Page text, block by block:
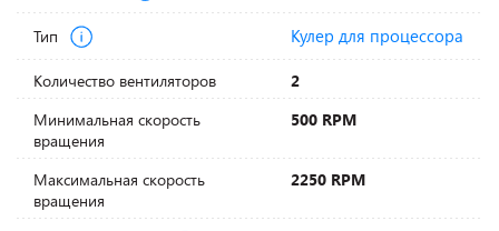
Тип Кулер для процессора
Количество вентиляторов
2
Минимальная скорость
вращения
500 RPM
Максимальная скорость
вращения
2250 RPM